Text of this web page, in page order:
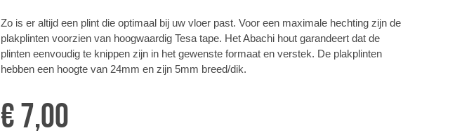
Zo is er altijd een plint die optimaal bij uw vloer past. Voor een maximale hechting zijn de
plakplinten voorzien van hoogwaardig Tesa tape. Het Abachi hout garandeert dat de
plinten eenvoudig te knippen zijn in het gewenste formaat en verstek. De plakplinten
hebben een hoogte van 24mm en zijn 5mm breed/dik.
€ 7,00